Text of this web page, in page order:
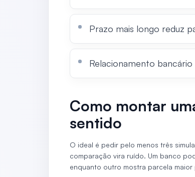
Prazo mais longo reduz
Relacionamento
Como montar
sentido
O ideal é pedir pelo menos três
comparação vira ruído. Um banco
enquanto outro mostra parcela